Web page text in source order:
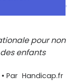
pour non
enfants
• Par Handicap.fr